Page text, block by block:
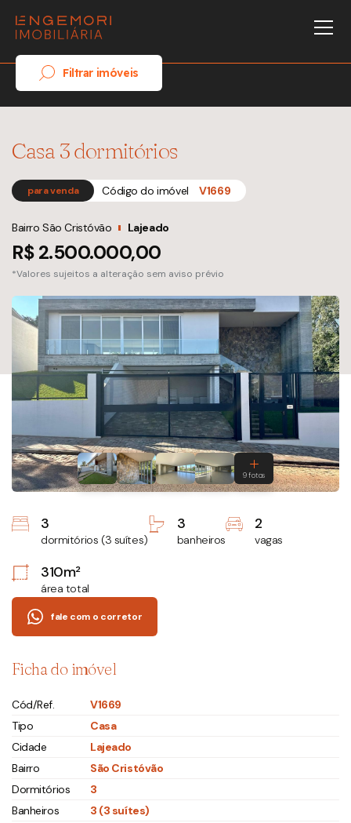
Filtrar imóveis
Casa 3 dormitórios
para venda Código do imóvel V1669
Bairro São Cristóvão Lajeado
R$ 2.500.000,00
*Valores sujeitos a alteração sem aviso prévio
3
dormitórios (3 suítes)
3
banheiros
2
vagas
310m²
área total
fale com o corretor
Ficha do imóvel
Cód/Ref.
V1669
Tipo
Casa
Cidade
Lajeado
Bairro
São Cristóvão
Dormitórios
3
Banheiros
3 (3 suítes)